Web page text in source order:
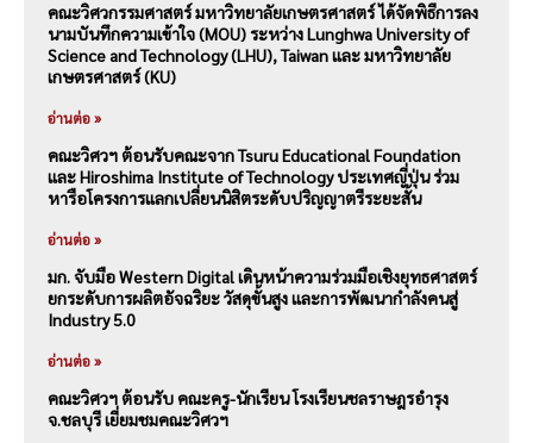
คณะวิศวกรรมศาสตร์ มหาวิทยาลัยเกษตรศาสตร์ ได้จัดพิธีการลง
นามบันทึกความเข้าใจ (MOU) ระหว่าง Lunghwa University of
Science and Technology (LHU), Taiwan และ มหาวิทยาลัย
เกษตรศาสตร์ (KU)
อ่านต่อ »
คณะวิศวฯ ต้อนรับคณะจาก Tsuru Educational Foundation
และ Hiroshima Institute of Technology ประเทศญี่ปุ่น ร่วม
หารือโครงการแลกเปลี่ยนนิสิตระดับปริญญาตรีระยะสั้น
อ่านต่อ »
มก. จับมือ Western Digital เดินหน้าความร่วมมือเชิงยุทธศาสตร์
ยกระดับการผลิตอัจฉริยะ วัสดุขั้นสูง และการพัฒนากำลังคนสู่
Industry 5.0
อ่านต่อ »
คณะวิศวฯ ต้อนรับ คณะครู-นักเรียน โรงเรียนชลราษฎรอำรุง
จ.ชลบุรี เยี่ยมชมคณะวิศวฯ